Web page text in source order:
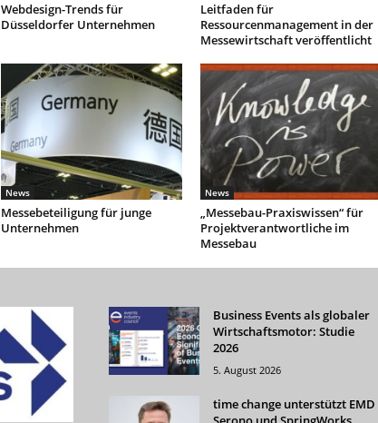
Webdesign-Trends für
Düsseldorfer Unternehmen
Leitfaden für
Ressourcenmanagement in der
Messewirtschaft veröffentlicht
News
Messebeteiligung für junge
Unternehmen
News
„Messebau-Praxiswissen“ für
Projektverantwortliche im
Messebau
Business Events als globaler
Wirtschaftsmotor: Studie
2026
5. August 2026
time change unterstützt EMD